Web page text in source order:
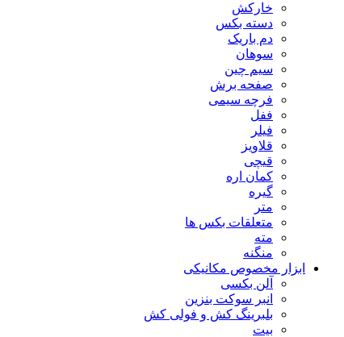
خارکش
دسته بکس
دم باریک
سوهان
سیم چین
صفحه برش
فرچه سیمی
ففل
فیلر
قلاویز
قیچی
کمان اره
گیره
متر
متعلقات بکس ها
مته
منگنه
ابزار مخصوص مکانیکی
آلن بکسی
انبر سوکت بنزین
بلبرینگ کش و فولی کش
بیت